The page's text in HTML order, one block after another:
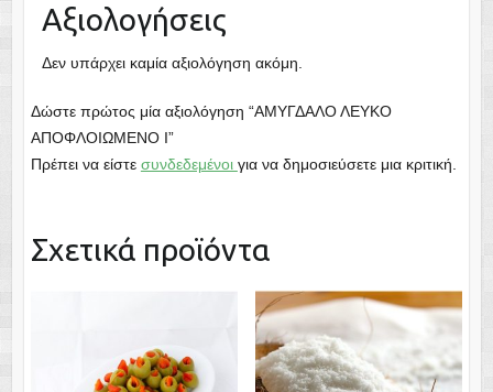
Αξιολογήσεις
Δεν υπάρχει καμία αξιολόγηση ακόμη.
Δώστε πρώτος μία αξιολόγηση “ΑΜΥΓΔΑΛΟ ΛΕΥΚΟ
ΑΠΟΦΛΟΙΩΜΕΝΟ Ι”
Πρέπει να είστε συνδεδεμένοι για να δημοσιεύσετε μια κριτική.
Σχετικά προϊόντα